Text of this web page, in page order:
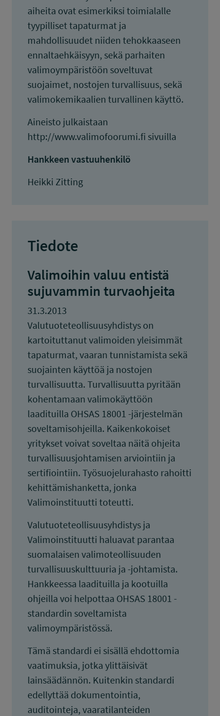
aiheita ovat esimerkiksi toimialalle
tyypilliset tapaturmat ja
mahdollisuudet niiden tehokkaaseen
ennaltaehkäisyyn, sekä parhaiten
valimoympäristöön soveltuvat
suojaimet, nostojen turvallisuus, sekä
valimokemikaalien turvallinen käyttö.
Aineisto julkaistaan
http://www.valimofoorumi.fi sivuilla
Hankkeen vastuuhenkilö
Heikki Zitting
Tiedote
Valimoihin valuu entistä
sujuvammin turvaohjeita
31.3.2013
Valutuoteteollisuusyhdistys on
kartoituttanut valimoiden yleisimmät
tapaturmat, vaaran tunnistamista sekä
suojainten käyttöä ja nostojen
turvallisuutta. Turvallisuutta pyritään
kohentamaan valimokäyttöön
laadituilla OHSAS 18001 -järjestelmän
soveltamisohjeilla. Kaikenkokoiset
yritykset voivat soveltaa näitä ohjeita
turvallisuusjohtamisen arviointiin ja
sertifiointiin. Työsuojelurahasto rahoitti
kehittämishanketta, jonka
Valimoinstituutti toteutti.
Valutuoteteollisuusyhdistys ja
Valimoinstituutti haluavat parantaa
suomalaisen valimoteollisuuden
turvallisuuskulttuuria ja -johtamista.
Hankkeessa laadituilla ja kootuilla
ohjeilla voi helpottaa OHSAS 18001 -
standardin soveltamista
valimoympäristössä.
Tämä standardi ei sisällä ehdottomia
vaatimuksia, jotka ylittäisivät
lainsäädännön. Kuitenkin standardi
edellyttää dokumentointia,
auditointeja, vaaratilanteiden